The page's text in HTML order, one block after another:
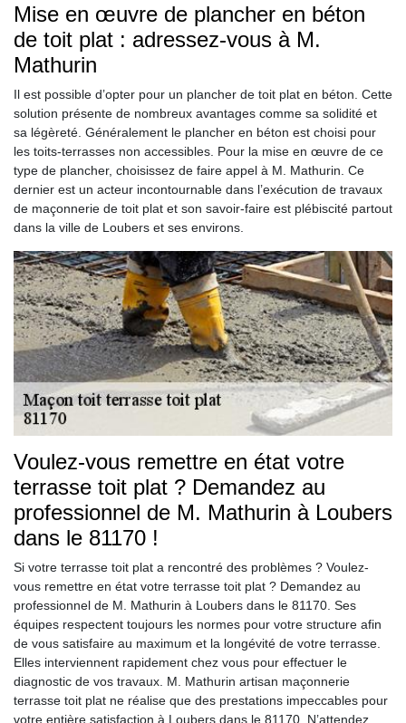
Mise en œuvre de plancher en béton
de toit plat : adressez-vous à M.
Mathurin
Il est possible d’opter pour un plancher de toit plat en béton. Cette
solution présente de nombreux avantages comme sa solidité et
sa légèreté. Généralement le plancher en béton est choisi pour
les toits-terrasses non accessibles. Pour la mise en œuvre de ce
type de plancher, choisissez de faire appel à M. Mathurin. Ce
dernier est un acteur incontournable dans l’exécution de travaux
de maçonnerie de toit plat et son savoir-faire est plébiscité partout
dans la ville de Loubers et ses environs.
Voulez-vous remettre en état votre
terrasse toit plat ? Demandez au
professionnel de M. Mathurin à Loubers
dans le 81170 !
Si votre terrasse toit plat a rencontré des problèmes ? Voulez-
vous remettre en état votre terrasse toit plat ? Demandez au
professionnel de M. Mathurin à Loubers dans le 81170. Ses
équipes respectent toujours les normes pour votre structure afin
de vous satisfaire au maximum et la longévité de votre terrasse.
Elles interviennent rapidement chez vous pour effectuer le
diagnostic de vos travaux. M. Mathurin artisan maçonnerie
terrasse toit plat ne réalise que des prestations impeccables pour
votre entière satisfaction à Loubers dans le 81170. N’attendez